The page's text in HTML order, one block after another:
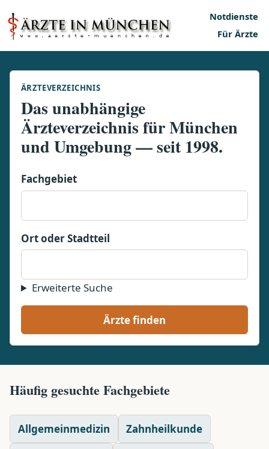
Notdienste
Für Ärzte
ÄRZTEVERZEICHNIS
Das unabhängige
Ärzteverzeichnis für München
und Umgebung — seit 1998.
Fachgebiet
Ort oder Stadtteil
Erweiterte Suche
Ärzte finden
Häufig gesuchte Fachgebiete
Allgemeinmedizin Zahnheilkunde